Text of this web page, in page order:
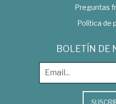
Preguntas
Política de
BOLETÍN DE